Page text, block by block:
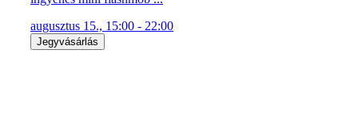
augusztus 15., 15:00 - 22:00
Jegyvásárlás